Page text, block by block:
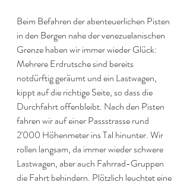
Beim Befahren der abenteuerlichen Pisten
in den Bergen nahe der venezuelanischen
Grenze haben wir immer wieder Glück:
Mehrere Erdrutsche sind bereits
notdürftig geräumt und ein Lastwagen,
kippt auf die richtige Seite, so dass die
Durchfahrt offenbleibt. Nach den Pisten
fahren wir auf einer Passstrasse rund
2'000 Höhenmeter ins Tal hinunter. Wir
rollen langsam, da immer wieder schwere
Lastwagen, aber auch Fahrrad-Gruppen
die Fahrt behindern. Plötzlich leuchtet eine